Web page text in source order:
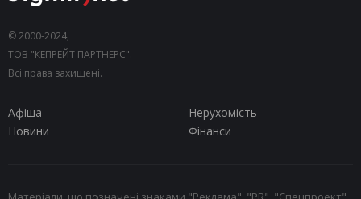
© 2000-2024,
ТОВ "КЕПРЕЙТ ПАРТНЕРС".
Всі права захищені.
Афіша
Нерухомість
Новини
Фінанси